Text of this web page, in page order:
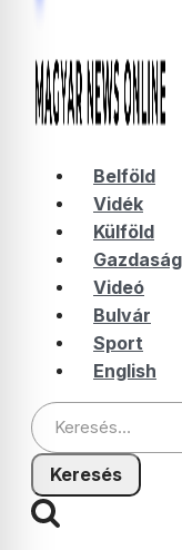
Belföld
Vidék
Külföld
Gazdaság
Videó
Bulvár
Sport
English
Keresés: